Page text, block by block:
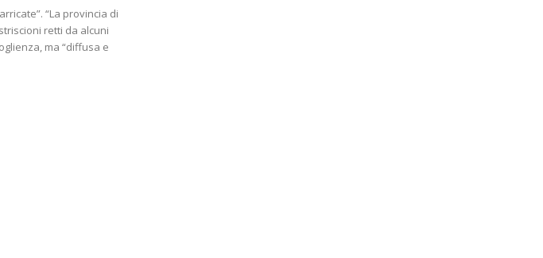
“La provincia di
retti da alcuni
ma “diffusa e